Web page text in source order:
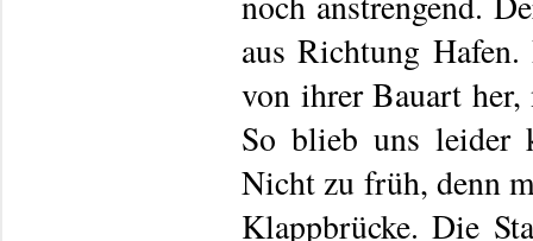
aus Richtung
von ihrer Bauart
So blieb uns leider
Nicht zu früh, denn
Klappbrücke. Die